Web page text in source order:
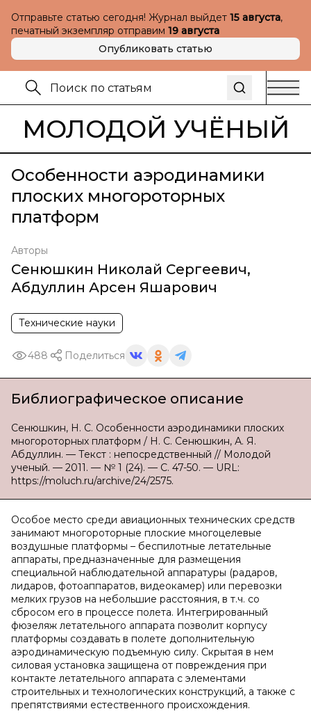
Отправьте статью сегодня! Журнал выйдет 15 августа,
печатный экземпляр отправим 19 августа
Опубликовать статью
МОЛОДОЙ УЧЁНЫЙ
Особенности аэродинамики
плоских многороторных
платформ
Авторы
Сенюшкин Николай Сергеевич,
Абдуллин Арсен Яшарович
Технические науки
488 Поделиться
Библиографическое описание
Сенюшкин, Н. С. Особенности аэродинамики плоских
многороторных платформ / Н. С. Сенюшкин, А. Я.
Абдуллин. — Текст : непосредственный // Молодой
ученый. — 2011. — № 1 (24). — С. 47-50. — URL:
https://moluch.ru/archive/24/2575.
Особое место среди авиационных технических средств
занимают многороторные плоские многоцелевые
воздушные платформы – беспилотные летательные
аппараты, предназначенные для размещения
специальной наблюдательной аппаратуры (радаров,
лидаров, фотоаппаратов, видеокамер) или перевозки
мелких грузов на небольшие расстояния, в т.ч. со
сбросом его в процессе полета. Интегрированный
фюзеляж летательного аппарата позволит корпусу
платформы создавать в полете дополнительную
аэродинамическую подъемную силу. Скрытая в нем
силовая установка защищена от повреждения при
контакте летательного аппарата с элементами
строительных и технологических конструкций, а также с
препятствиями естественного происхождения.